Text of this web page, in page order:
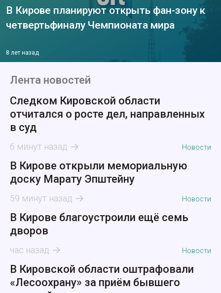
В Кирове планируют открыть фан-зону к
четвертьфиналу Чемпионата мира
8 лет назад
Лента новостей
Следком Кировской области
отчитался о росте дел, направленных
в суд
6 минут назад Новости
В Кирове открыли мемориальную
доску Марату Эпштейну
59 минут назад Новости
В Кирове благоустроили ещё семь
дворов
час назад Новости
В Кировской области оштрафовали
«Лесоохрану» за приём бывшего